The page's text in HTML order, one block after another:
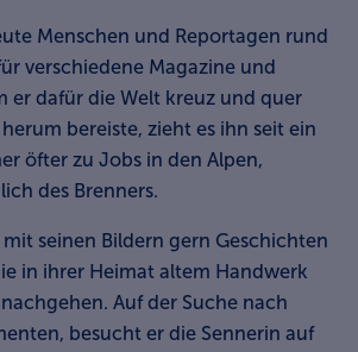
Menschen und Reportagen rund
verschiedene Magazine und
er dafür die Welt kreuz und quer
bereiste, zieht es ihn seit ein
öfter zu Jobs in den Alpen,
des Brenners.
seinen Bildern gern Geschichten
in ihrer Heimat altem Handwerk
Auf der Suche nach
besucht er die Sennerin auf